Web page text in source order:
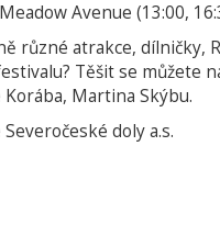
Avenue (13:00,
různé atrakce,
Těšit se můžete
Martina Skýbu.
doly a.s.